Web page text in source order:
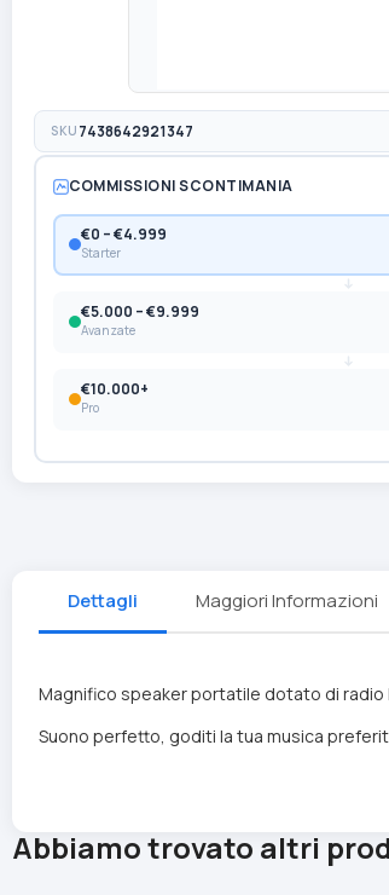
SKU 7438642921347
COMMISSIONI SCONTIMANIA
€0 – €4.999
Starter
€5.000 – €9.999
Avanzate
€10.000+
Pro
Dettagli Maggiori Informazioni
Magnifico speaker portatile dotato di radio
Suono perfetto, goditi la tua musica
Abbiamo trovato altri